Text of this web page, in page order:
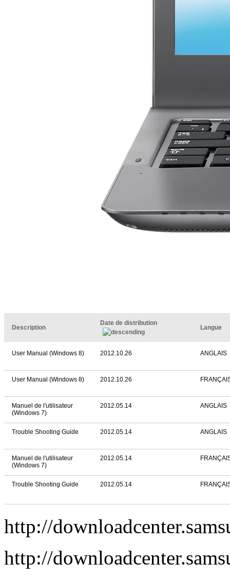
Description
Date de distribution
Langue
User Manual (Windows 8) 2012.10.26 ANGLAIS
User Manual (Windows 8) 2012.10.26
Manuel de l'utilisateur
(Windows 7)
2012.05.14 ANGLAIS
Trouble Shooting Guide 2012.05.14 ANGLAIS
Manuel de l'utilisateur
(Windows 7)
2012.05.14
Trouble Shooting Guide 2012.05.14
http://
http://